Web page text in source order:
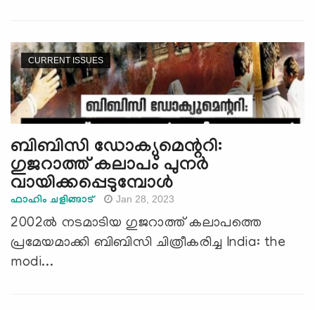
CURRENT ISSUES
ബിബിസി ഡോക്യുമെന്ററി:
ഗുജറാത്ത് കലാപം പുനർ
വായിക്കപ്പെടുമ്പോൾ
ഫാഹിം ചളിങ്ങാട് Jan 28, 2023
2002ൽ നടമാടിയ ഗുജറാത്ത് കലാപത്തെ
പ്രമേയമാക്കി ബിബിസി ചിത്രീകരിച്ച India: the
modi...